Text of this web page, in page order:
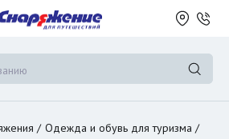
Одежда и обувь для туризма